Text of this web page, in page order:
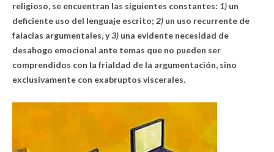
religioso, se encuentran las siguientes constantes: 1) un
deficiente uso del lenguaje escrito; 2) un uso recurrente de
falacias argumentales, y3) una evidente necesidad de
desahogo emocional ante temas que no pueden ser
comprendidos con la frialdad de la argumentación, sino
exclusivamente con exabruptos viscerales.